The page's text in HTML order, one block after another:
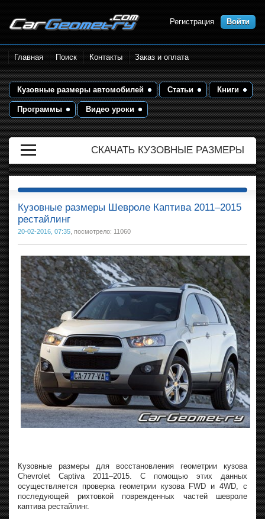
Размеры кузова автомобилей.
Контрольные точки и кузовные
размеры. Геометрия кузова
Регистрация Войти
Главная Поиск Контакты Заказ и оплата
Кузовные размеры автомобилей Статьи Книги
Программы Видео уроки
СКАЧАТЬ КУЗОВНЫЕ РАЗМЕРЫ
Кузовные размеры Шевроле Каптива 2011–2015
рестайлинг
20-02-2016, 07:35 , посмотрело: 11060
Кузовные размеры для восстановления геометрии кузова
Chevrolet Captiva 2011–2015. С помощью этих данных
осуществляется проверка геометрии кузова FWD и 4WD, с
последующей рихтовкой поврежденных частей шевроле
каптива рестайлинг.